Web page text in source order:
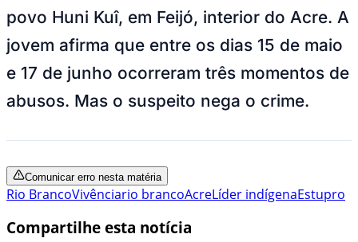
povo Huni Kuî, em Feijó, interior do Acre. A
jovem afirma que entre os dias 15 de maio
e 17 de junho ocorreram três momentos de
abusos. Mas o suspeito nega o crime.
Comunicar erro nesta matéria
Rio BrancoVivênciario brancoAcreLíder indígenaEstupro
Compartilhe esta notícia